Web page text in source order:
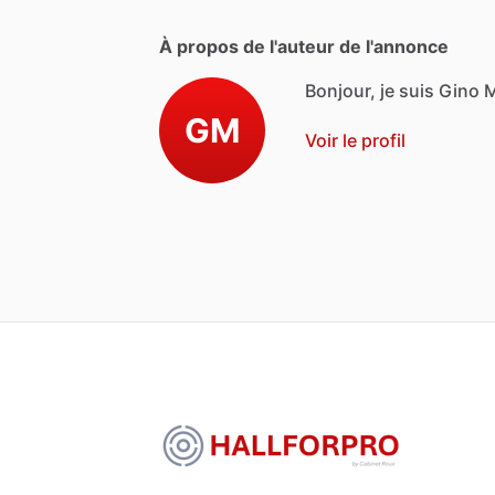
À propos de l'auteur de l'annonce
GM
Bonjour, je suis Gino
Voir le profil